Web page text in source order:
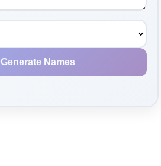
Generate Names